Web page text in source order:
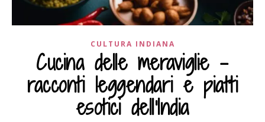
CULTURA INDIANA
Cucina delle meraviglie –
racconti leggendari e piatti
esotici dell'India